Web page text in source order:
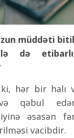
müddəti
də
hər bir halı
qəbul
əsasən
vacibdir.